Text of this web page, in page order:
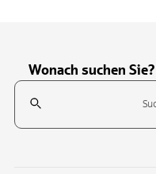
Wonach suchen Sie?
Suchfeld